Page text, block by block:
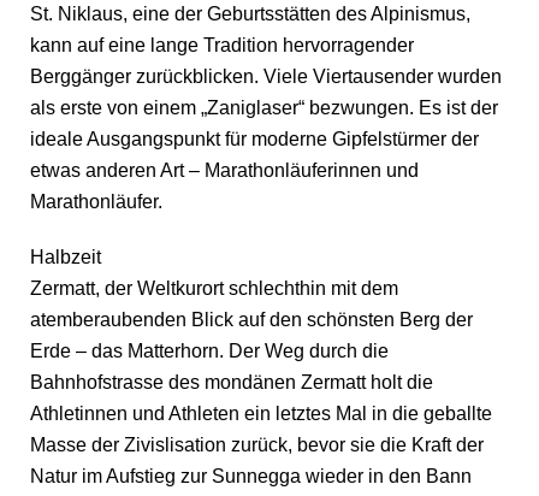
St. Niklaus, eine der Geburtsstätten des Alpinismus,
kann auf eine lange Tradition hervorragender
Berggänger zurückblicken. Viele Viertausender wurden
als erste von einem „Zaniglaser“ bezwungen. Es ist der
ideale Ausgangspunkt für moderne Gipfelstürmer der
etwas anderen Art – Marathonläuferinnen und
Marathonläufer.
Halbzeit
Zermatt, der Weltkurort schlechthin mit dem
atemberaubenden Blick auf den schönsten Berg der
Erde – das Matterhorn. Der Weg durch die
Bahnhofstrasse des mondänen Zermatt holt die
Athletinnen und Athleten ein letztes Mal in die geballte
Masse der Zivislisation zurück, bevor sie die Kraft der
Natur im Aufstieg zur Sunnegga wieder in den Bann